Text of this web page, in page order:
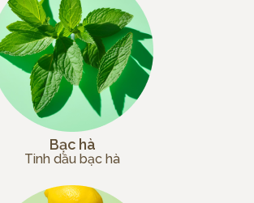
Bạc hà
Tinh dầu bạc hà